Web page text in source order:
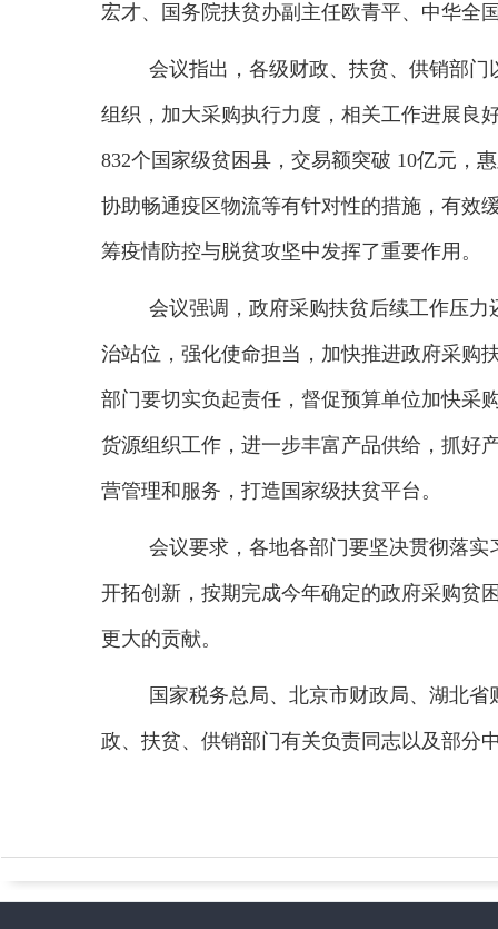
宏才、国务院扶贫办副主任欧青平、中华全
会议指出， 各级财政、扶贫、供销部门
组织，加大采购执行力度， 相关工作进展良
832个国家级贫困县，交易额突破 10亿元，
协助畅通疫区物流等有针对性的措施，有效
筹疫情防控与脱贫攻坚中发挥了重要作用。
会议强调， 政府采购扶贫后续工作压力
治站位，强化使命担当，加快推进政府采购
部门要切实负起责任，督促预算单位加快采
货源组织工作，进一步丰富产品供给，抓好
营管理和服务，打造国家级扶贫平台。
会议要求， 各地各部门要坚决贯彻落实
开拓创新， 按期完成今年确定的政府采购贫
更大的贡献。
国家税务总局、北京市财政局、湖北
政、扶贫、供销部门有关负责同志以及部分